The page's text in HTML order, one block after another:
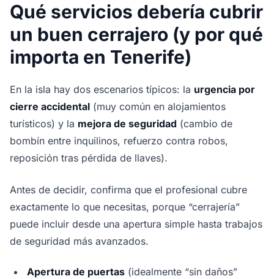
Qué servicios debería cubrir
un buen cerrajero (y por qué
importa en Tenerife)
En la isla hay dos escenarios típicos: la urgencia por
cierre accidental (muy común en alojamientos
turísticos) y la mejora de seguridad (cambio de
bombín entre inquilinos, refuerzo contra robos,
reposición tras pérdida de llaves).
Antes de decidir, confirma que el profesional cubre
exactamente lo que necesitas, porque “cerrajería”
puede incluir desde una apertura simple hasta trabajos
de seguridad más avanzados.
Apertura de puertas (idealmente “sin daños”